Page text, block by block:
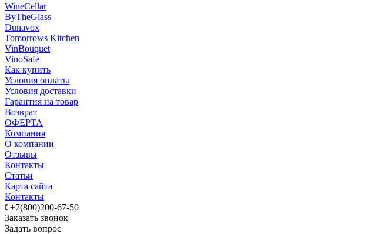
WineCellar
ByTheGlass
Dunavox
Tomorrows Kitchen
VinBouquet
VinoSafe
Как купить
Условия оплаты
Условия доставки
Гарантия на товар
Возврат
ОФЕРТА
Компания
О компании
Отзывы
Контакты
Статьи
Карта сайта
Контакты
+7(800)200-67-50
Заказать звонок
Задать вопрос